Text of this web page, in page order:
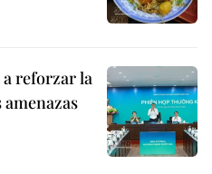
reforzar la